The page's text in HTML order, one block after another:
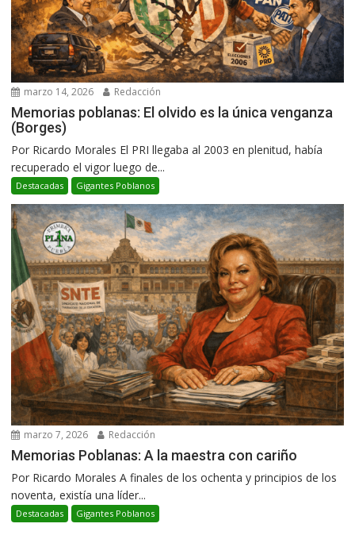
marzo 14, 2026 Redacción
Memorias poblanas: El olvido es la única venganza
(Borges)
Por Ricardo Morales El PRI llegaba al 2003 en plenitud, había
recuperado el vigor luego de...
Destacadas Gigantes Poblanos
marzo 7, 2026 Redacción
Memorias Poblanas: A la maestra con cariño
Por Ricardo Morales A finales de los ochenta y principios de los
noventa, existía una líder...
Destacadas Gigantes Poblanos